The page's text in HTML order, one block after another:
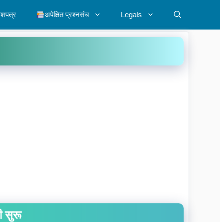
अपेक्षित प्रश्नसंच Legals
सुरू